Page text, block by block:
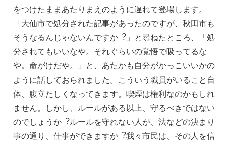
をつけたままあたりまえのように遅れて登場します。
「⼤仙市で処分された記事があったのですが、秋⽥市も
そうなるんじゃないんですか︖」と尋ねたところ、「処
分されてもいいなや。それぐらいの覚悟で吸ってるな
や。命がけだや。」と、あたかも⾃分がかっこいいかの
ように話しておられました。こういう職員がいること⾃
体、腹⽴たしくなってきます。喫煙は権利なのかもしれ
ません。しかし、ルールがある以上、守るべきではない
のでしょうか︖ルールを守れない⼈が、法などの決まり
事の通り、仕事ができますか︖我々市⺠は、その⼈を信